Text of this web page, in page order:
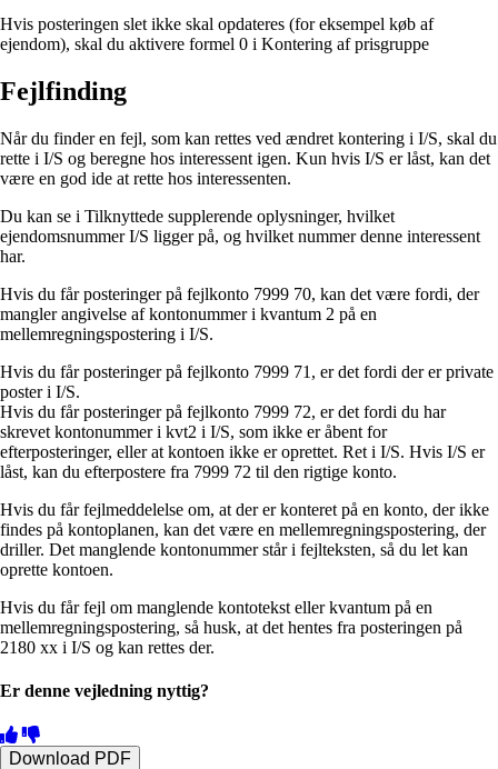
Hvis posteringen slet ikke skal opdateres (for eksempel køb af
ejendom), skal du aktivere formel 0 i Kontering af prisgruppe
Fejlfinding
Når du finder en fejl, som kan rettes ved ændret kontering i I/S, skal du
rette i I/S og beregne hos interessent igen. Kun hvis I/S er låst, kan det
være en god ide at rette hos interessenten.
Du kan se i Tilknyttede supplerende oplysninger, hvilket
ejendomsnummer I/S ligger på, og hvilket nummer denne interessent
har.
Hvis du får posteringer på fejlkonto 7999 70, kan det være fordi, der
mangler angivelse af kontonummer i kvantum 2 på en
mellemregningspostering i I/S.
Hvis du får posteringer på fejlkonto 7999 71, er det fordi der er private
poster i I/S.
Hvis du får posteringer på fejlkonto 7999 72, er det fordi du har
skrevet kontonummer i kvt2 i I/S, som ikke er åbent for
efterposteringer, eller at kontoen ikke er oprettet. Ret i I/S. Hvis I/S er
låst, kan du efterpostere fra 7999 72 til den rigtige konto.
Hvis du får fejlmeddelelse om, at der er konteret på en konto, der ikke
findes på kontoplanen, kan det være en mellemregningspostering, der
driller. Det manglende kontonummer står i fejlteksten, så du let kan
oprette kontoen.
Hvis du får fejl om manglende kontotekst eller kvantum på en
mellemregningspostering, så husk, at det hentes fra posteringen på
2180 xx i I/S og kan rettes der.
Er denne vejledning nyttig?
Download PDF